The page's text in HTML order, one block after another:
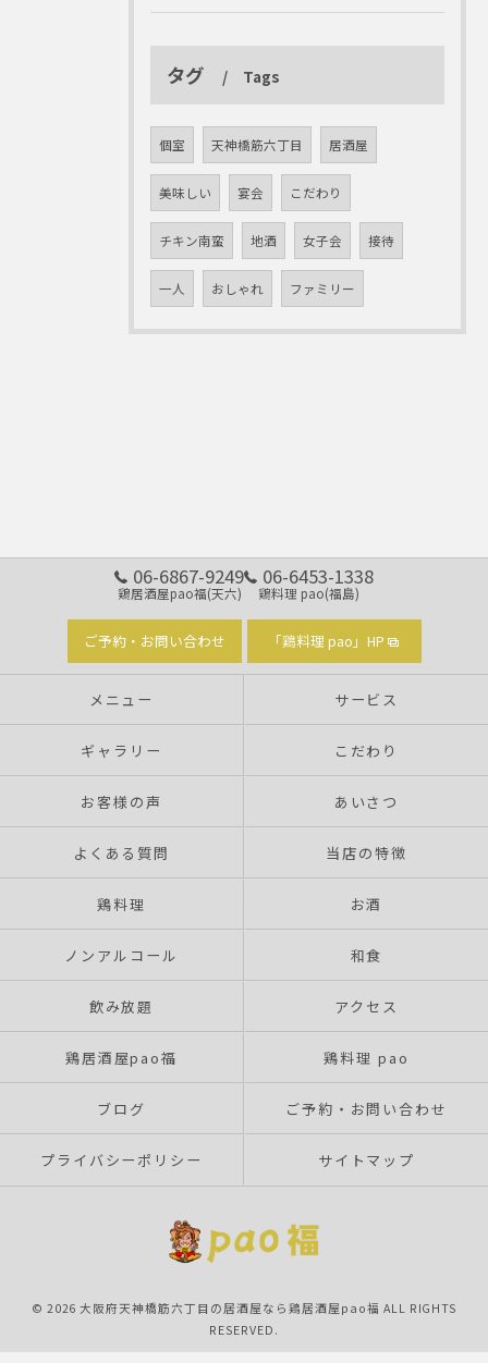
タグ Tags
個室 天神橋筋六丁目 居酒屋
美味しい 宴会 こだわり
チキン南蛮 地酒 女子会 接待
一人 おしゃれ ファミリー
06-6867-9249
鶏居酒屋pao福(天六)
06-6453-1338
鶏料理 pao(福島)
ご予約・お問い合わせ 「鶏料理 pao」HP
メニュー サービス
ギャラリー こだわり
お客様の声 あいさつ
よくある質問 当店の特徴
鶏料理 お酒
ノンアルコール 和食
飲み放題 アクセス
鶏居酒屋pao福 鶏料理 pao
ブログ ご予約・お問い合わせ
プライバシーポリシー サイトマップ
© 2026 大阪府天神橋筋六丁目の居酒屋なら鶏居酒屋pao福 ALL RIGHTS
RESERVED.